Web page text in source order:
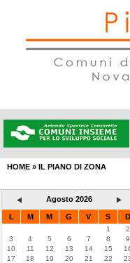
DISTRETTI|AMBITI SOCIALI|
HOME» IL PIANO DI ZONA
Agosto 2026
L M M G V S D
1
2
3
4 5 6 7 8
9
10
11 12 13 14 15
17
18 19 20 21 22